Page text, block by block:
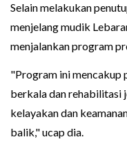
Selain melakukan
menjelang mudik
menjalankan program
"Program ini mencakup
berkala dan rehabilitasi
kelayakan dan
balik," ucap dia.